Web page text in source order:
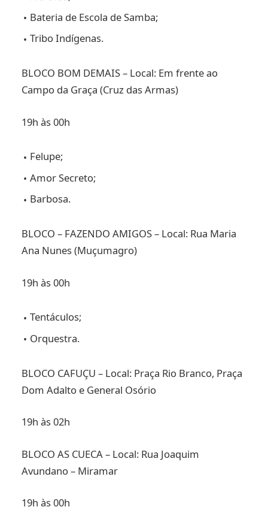
Bateria de Escola de Samba;
Tribo Indígenas.
BLOCO BOM DEMAIS – Local: Em frente ao
Campo da Graça (Cruz das Armas)
19h às 00h
Felupe;
Amor Secreto;
Barbosa.
BLOCO – FAZENDO AMIGOS – Local: Rua Maria
Ana Nunes (Muçumagro)
19h às 00h
Tentáculos;
Orquestra.
BLOCO CAFUÇU – Local: Praça Rio Branco, Praça
Dom Adalto e General Osório
19h às 02h
BLOCO AS CUECA – Local: Rua Joaquim
Avundano – Miramar
19h às 00h